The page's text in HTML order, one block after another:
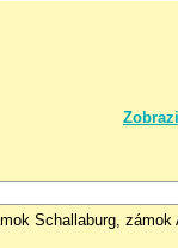
Schallaburg,